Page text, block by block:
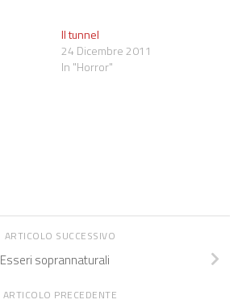
Il tunnel
24 Dicembre 2011
In "Horror"
ARTICOLO SUCCESSIVO
Esseri soprannaturali
ARTICOLO PRECEDENTE